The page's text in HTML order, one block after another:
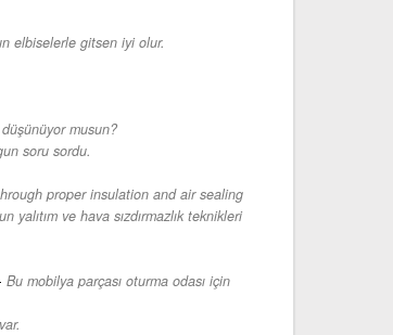
elbiselerle gitsen iyi olur.
musun?
soru sordu.
proper insulation and air sealing
yalıtım ve hava sızdırmazlık teknikleri
Bu mobilya parçası oturma odası için